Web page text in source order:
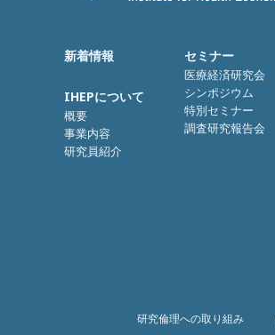
新着情報
IHEPについて
概要
事業内容
研究員紹介
セミナー
医療経済研究会
シンポジウム
特別セミナー
調査研究報告会
研究倫理への取り組み